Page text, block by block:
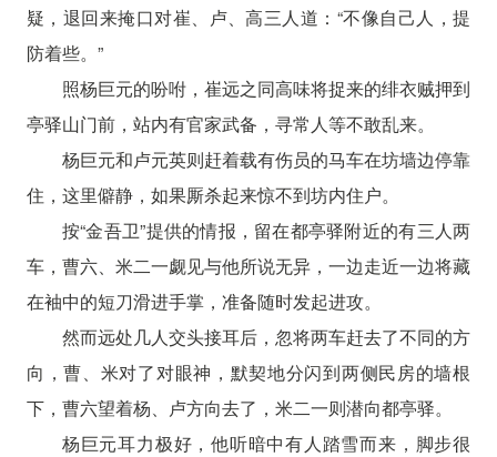
疑，退回来掩口对崔、卢、高三人道：“不像自己人，提
防着些。”
照杨巨元的吩咐，崔远之同高味将捉来的绯衣贼押到
亭驿山门前，站内有官家武备，寻常人等不敢乱来。
杨巨元和卢元英则赶着载有伤员的马车在坊墙边停靠
住，这里僻静，如果厮杀起来惊不到坊内住户。
按“金吾卫”提供的情报，留在都亭驿附近的有三人两
车，曹六、米二一觑见与他所说无异，一边走近一边将藏
在袖中的短刀滑进手掌，准备随时发起进攻。
然而远处几人交头接耳后，忽将两车赶去了不同的方
向，曹、米对了对眼神，默契地分闪到两侧民房的墙根
下，曹六望着杨、卢方向去了，米二一则潜向都亭驿。
杨巨元耳力极好，他听暗中有人踏雪而来，脚步很